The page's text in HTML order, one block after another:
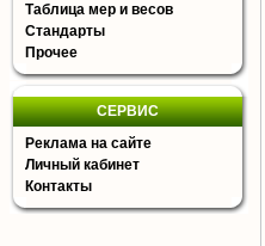
Таблица мер и весов
Стандарты
Прочее
СЕРВИС
Реклама на сайте
Личный кабинет
Контакты